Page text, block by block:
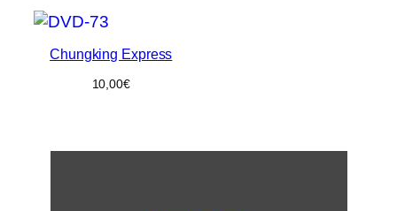
Chungking Express
10,00€